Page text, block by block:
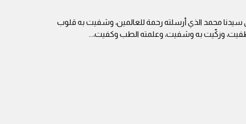
سيدنا محمد الذي أرسلته رحمة للعالمين، وشفيت به قلوب
وزكّيت به وشفيت، وعلمته الطب وكفيت،...